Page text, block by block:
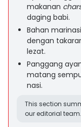
makanan
daging babi.
Bahan
dengan
lezat.
Panggang
matang
nasi.
This section
our editorial team.